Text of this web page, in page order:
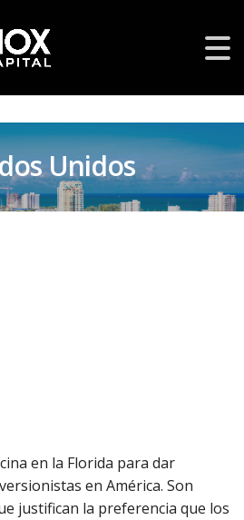
Unidos
en la Florida para dar
en América. Son
justifican la preferencia que los